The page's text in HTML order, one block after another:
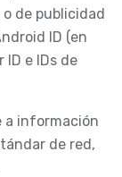
de publicidad
ID (en
e IDs de
a información
de red,